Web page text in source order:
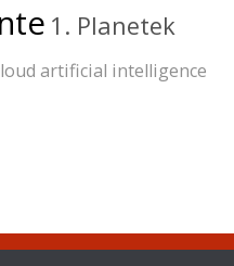
1. Planetek
artificial intelligence